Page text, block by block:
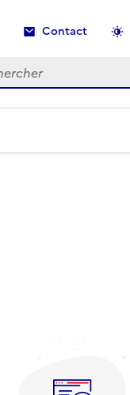
Contact